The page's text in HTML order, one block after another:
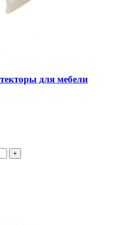
для мебели